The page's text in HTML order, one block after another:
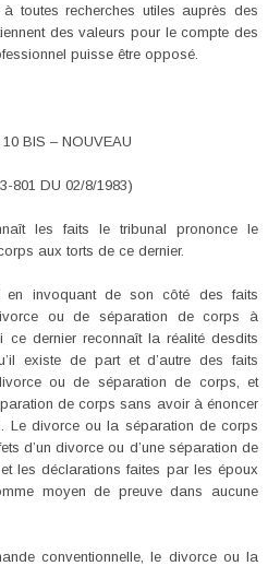
toutes recherches utiles auprès des
des valeurs pour le compte des
puisse être opposé.
BIS – NOUVEAU
801 DU 02/8/1983)
les faits le tribunal prononce le
aux torts de ce dernier.
en invoquant de son côté des faits
ou de séparation de corps à
ce dernier reconnaît la réalité desdits
existe de part et d’autre des faits
ou de séparation de corps, et
de corps sans avoir à énoncer
Le divorce ou la séparation de corps
d’un divorce ou d’une séparation de
les déclarations faites par les époux
moyen de preuve dans aucune
conventionnelle, le divorce ou la